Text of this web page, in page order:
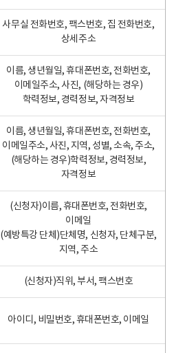
사무실 전화번호, 팩스번호, 집 전화번호,
상세주소
이름, 생년월일, 휴대폰번호, 전화번호,
이메일주소, 사진, (해당하는 경우)
학력정보, 경력정보, 자격정보
이름, 생년월일, 휴대폰번호, 전화번호,
이메일주소, 사진, 지역, 성별, 소속, 주소,
(해당하는 경우)학력정보, 경력정보,
자격정보
(신청자)이름, 휴대폰번호, 전화번호,
이메일
(예방특강 단체)단체명, 신청자, 단체구분,
지역, 주소
(신청자)직위, 부서, 팩스번호
아이디, 비밀번호, 휴대폰번호, 이메일